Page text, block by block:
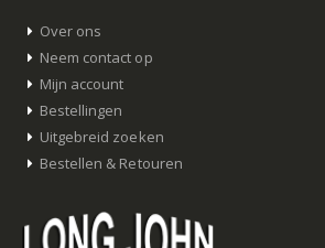
Over ons
Neem contact op
Mijn account
Bestellingen
Uitgebreid zoeken
Bestellen & Retouren